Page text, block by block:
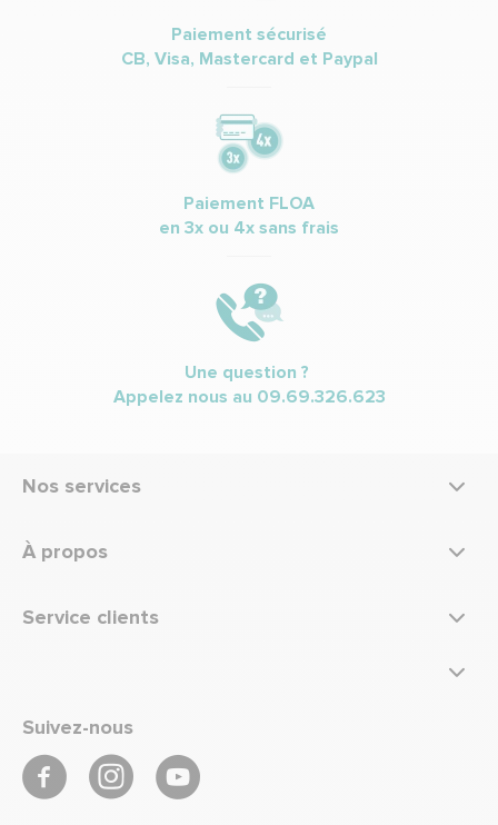
Paiement sécurisé
CB, Visa, Mastercard et Paypal
Paiement FLOA
en 3x ou 4x sans frais
Une question ?
Appelez nous au 09.69.326.623
Nos services
À propos
Service clients
Suivez-nous